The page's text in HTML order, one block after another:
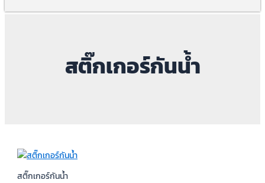
สติ๊กเกอร์กันน้ำ
สติ๊กเกอร์กันน้ำ